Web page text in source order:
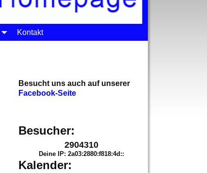
Kontakt
Besucht uns auch auf unserer
Facebook-Seite
Besucher:
2904310
Deine IP: 2a03:2880:f818:4d::
Kalender: